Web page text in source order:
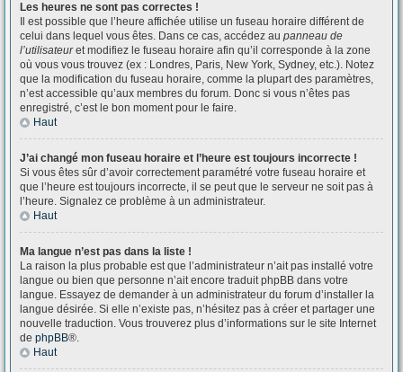
Les heures ne sont pas correctes !
Il est possible que l’heure affichée utilise un fuseau horaire différent de
celui dans lequel vous êtes. Dans ce cas, accédez au panneau de
l’utilisateuret modifiez le fuseau horaire afin qu’il corresponde à la zone
où vous vous trouvez (ex : Londres, Paris, New York, Sydney, etc.). Notez
que la modification du fuseau horaire, comme la plupart des paramètres,
n’est accessible qu’aux membres du forum. Donc si vous n’êtes pas
enregistré, c’est le bon moment pour le faire.
Haut
J’ai changé mon fuseau horaire et l’heure est toujours incorrecte !
Si vous êtes sûr d’avoir correctement paramétré votre fuseau horaire et
que l’heure est toujours incorrecte, il se peut que le serveur ne soit pas à
l’heure. Signalez ce problème à un administrateur.
Haut
Ma langue n’est pas dans la liste !
La raison la plus probable est que l’administrateur n’ait pas installé votre
langue ou bien que personne n’ait encore traduit phpBB dans votre
langue. Essayez de demander à un administrateur du forum d’installer la
langue désirée. Si elle n’existe pas, n’hésitez pas à créer et partager une
nouvelle traduction. Vous trouverez plus d’informations sur le site Internet
de phpBB®.
Haut